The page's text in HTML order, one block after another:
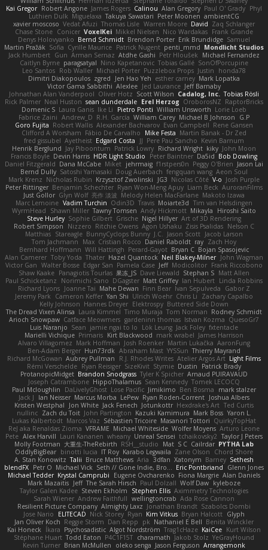
Kai Gregor Robert Angone James Rogers Calinou Alan Gregory Paul O' Grady Phyl
Luthien Dulk Miguelaxa Takuya Sawatari Peter Moonen ambientCG
xavier moscoso Vedat Afuzi Thomas Lisle Warren Moore David Zaq Schlanger
Chase Stone Conicer VoxelKei Mikkel Nielsen Nico Wardakas Frank Grande
Denys Holovyanko Bernd Schmidt Brendon Porter Erik Brundidge Samuel
Martin Pražák Sofia Cyrille Maurice Patrick Nugent penti_mmd Mondlicht Studios
Jack Humbert Gun Arman Sernaz Atdhe Gashi Petr Hloušek
Michael Fernandez
Caitlyn Byrne paragsatyal Nino Kapetanovic Tobias Gallé SonOfPorcupine
Leo Santos Rob Waller Michael Porter Puzzlebox Props Justin
honda78
Dimitri Diakopoulos zgred Jen Hao Yeh esther carney Mark Lopatka
Victor Gama Sabbithi Alexlee Jed Laurance Jeff Barnaby
Johnathan Alan Vanderpool Oliver Hotz Scott Wilson Cadalog, Inc. Tobias Rösli
Rick Palmer Neal Huston sean dunderdale Erel Herzog OroborosNZ RaptorBricks
Domenic S Laura Ganis Ike Li Pietro Ponti William Unsworth Lorie Loeb
Fabrice Zaini Andrew_D R.H. García William Carey Michael B Johnson
G.P
Goro Fujita Robert Wallis Alexander Bachvarov Evan Campbell Rene Gansen
Clifford A Worsham Fábio De Carvalho Mike Festa Martin Banak - Dr Zed
fred gissubel Ayetheist Edgard Costa JJ Pere Pau Sancho Kevin Barnum
Henrik Berglund Jay Piboontum Patrick Lowry Richard Wright kiky John Moon
Francis Boyle Devin Harris HDR Light Studio Peter Baintner Da5id Bob Dowling
Daniel Fitzgerald Dana McCabe Miket jehrmaig f1rstpers0n Peggy O'Brien Jason Lai
Bernd Dully Satoshi Yamasaki Doug Auerbach fengquan wang Aeon Soul
Mark Krenz Nicholas Rubin Krzysztof Zwolinski JG3 Nicolas Côté V-o Josh Purple
Peter Rittinger Benjamin Schechter Ryan Won-Meng Apuy Liam Beck AuroranFilms
Just Gollor Glyn Wolf 亮作 淡波 Melody Helen MacFarlane Makoto Izawa
Marc Lemoine Vadim Turchin Odin3D Travis Moiarte3d Tim van Helsdingen
WyrmHead
Shawn Miller Tawny Tomsen Andy Hickmott Mikayla
Hiroshi Saito
Steve Hurley Sophie Gilbert Grische Nigel Hillyer Art of 3D Rendering
Robert Simpson
Nizzero Ritchie Owens Agon Ushaku Zisis Psalidas Nelson C
Matthias Stareagle BunnyCyclops Bunny J.C. Jason Scott Jacob Larson
Tom Jachmann
Max Cristian Rocco Daniel Raboldt ray Zach Hoy
Bernhard Hoffmann Will Hattingh Perard-Gayot Bryan C Bojan Spasojevic
Alan Camerer Toby Yoda Thater Hazel Quantock Neil Blakey-Milner John Wagman
Victor Gan Walter Bosse Edgar San Pamela Case Jeff Modicolitor Frank Riccobono
Shaw Kaake Panagiotis Tourlas 果冻_JS Dave Liewald Stephan S Matt Allen
Paul Schicketanz
Norimichi Sano DGagster Matt Griffey Ian Hubert Linda Robbins
Richard Lyons Joanne Tai Mahe Dewan Finn Bear Ivan Sepulveda
Gabor Z
Jeremy Park
Cameron Keffer Yan Shi Ulrich Woehr Chris Li
Zachary Capalbo
Kelly Johnson Hannes Dreyer Elektrospy Buttered Side Down
The Dread Vixen Alinsa Laura Kimmel Timo Muraja Tom Norman Rodney Schmidt
Arioch Snowpaw Catface Meowmers gardeninn thomas Istvan Kozma QuesoGr7
Luis Naranjo Sean jamie ngai to lo Lök Leung Jack Foley fxtentacle
Marielli Vichique Primaris Kirt Blackwood mark wrabel James Harrison
Alvaro Villagomez Mark Hoffman Josh Roenker Martin Lukačka AaronFung
Ben-Adam Berger Hun73rdk Abraham Mast YYSSun Thierry Mayrand
Richard McGowan Aubrey Pullman R.J. Rhodes Writes Atelier Argos Art Light Films
Rémi Verschelde Ryan Reisiger SizeKivit Stymie Dustin
Patrick Brady
ProtanopicMidget Brandon Snodgrass Tyler K Spicher Arnaud PUIRAVAUD
Joseph Catrambone HippoThalamus Sean Kennedy Tomek LECOCQ
Paul Mcloughlin
DaLivelyGhost Lose Pacific Jimikimo Ben Bosma
mark stalzer
Jack J
Ian Neisser Marcus Morba LePew Ryan Roden-Corrent Joshua Albers
Kristen Westphal
Jon White Jack Fenech Jotunkottr Hexdrake's Art Ted Curtis
nullinc Zach du Toit John Partington Kazuki Kamimura Mark Boss Yaron L.
Lukas Kalbertodt Marcos Vaz Sébastien Tricoire Masanori Tottori QuirkyTopHat
ReJ aka Renaldas Zioma VFRAME Michael Whiteside Wolfer Moyens Arturo Leone
Pete Alex Harvill Lauri Kananen wheany Unreal Sensei tchaikovsky2 Taylor J Peters
Molly Footman 大重生-TheRebirth RSH__studio Mat S C Cailrdar PYTHA Lab
OddlyBigBear binotti lucia IT Roy Karabo Legwaila Zane Olson
Chord Shore
A. Stan Konowitz Talii Bruce Matthews Aria 3dfan Xatonym Barney Sethesh
blendFX Petr O Michael Vick Seth // Gone Indie, Bro... Eric Pontbriand
Glenn Jones
Michael Tedder Krystal Camprubi Eugene Ovcharenko Fiona Margrie Alan Daniels
Mark Mazaitis Jeff The Sarah Hirsch Paul Dolzall Wolf Daw kyleboze
Taylor Galen Kadee Steven Ekholm Stephen Ellis Aximmetry Technologies
Sarah Wiener Andrew Faithfull wellingtoncrab Ada Rose Cannon
Resilient Picture Company Almighty Laxz Jonathan Brandt Szabolcs Dombi
Jose Nario
ELITECAD Nick Storey Ryan Kim Vitkus Bryan Halcott Glyph
Jan Oliver Koch Reggie Storm Dan Repp pk Nathaniel E Bell Benita Winckler
Kai Honeck Íkara Psychosadistic Algot Nordström Trag1cHaze KaiCee Kurt Wilson
Stéphane Huart Todd Eaton P4C1F15T charamath Jakob Stolz YeGrayHound
Kevin Turner Brian McMullen oleko senga Jason Ferguson Arrangemonk